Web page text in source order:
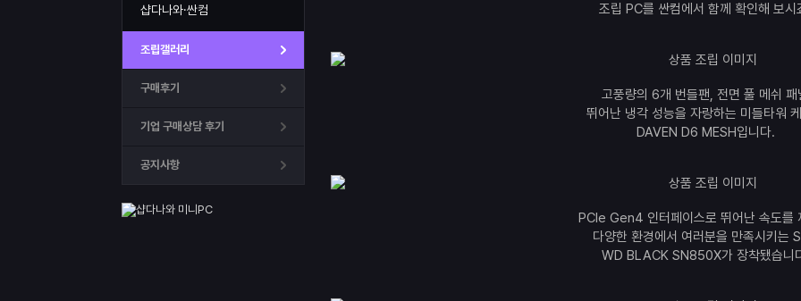
샵다나와·싼컴
조립갤러리
구매후기
기업 구매상담 후기
공지사항
조립 PC를 싼컴에서 함께 확인해 보시
고풍량의 6개 번들팬, 전면 풀 메쉬 패
뛰어난 냉각 성능을 자랑하는 미들타워
DAVEN D6 MESH입니다.
PCIe Gen4 인터페이스로 뛰어난 속도를
다양한 환경에서 여러분을 만족시키는
WD BLACK SN850X가 장착됐습니